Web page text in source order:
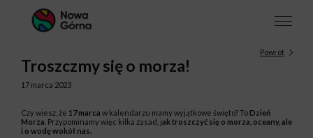
Powrót
Troszczmy się o morza!
17 marca 2023
Czy wiesz, że 17 marca w kalendarzu mamy wyjątkowe święto? To Dzień
Morza . Przypominamy więc kilka zasad, jak troszczyć się o morza, oceany, ale
i o wodę wokół nas.